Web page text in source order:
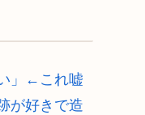
」←これ嘘
が好きで造